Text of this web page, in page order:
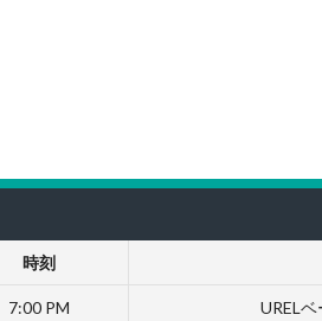
時刻
7:00 PM UREL